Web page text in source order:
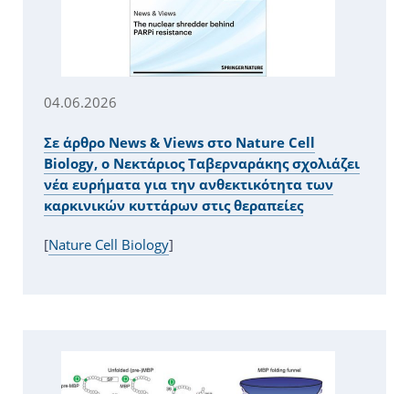
04.06.2026
Σε άρθρο News & Views στο Nature Cell
Biology, ο Νεκτάριος Ταβερναράκης σχολιάζει
νέα ευρήματα για την ανθεκτικότητα των
καρκινικών κυττάρων στις θεραπείες
[Nature Cell Biology]